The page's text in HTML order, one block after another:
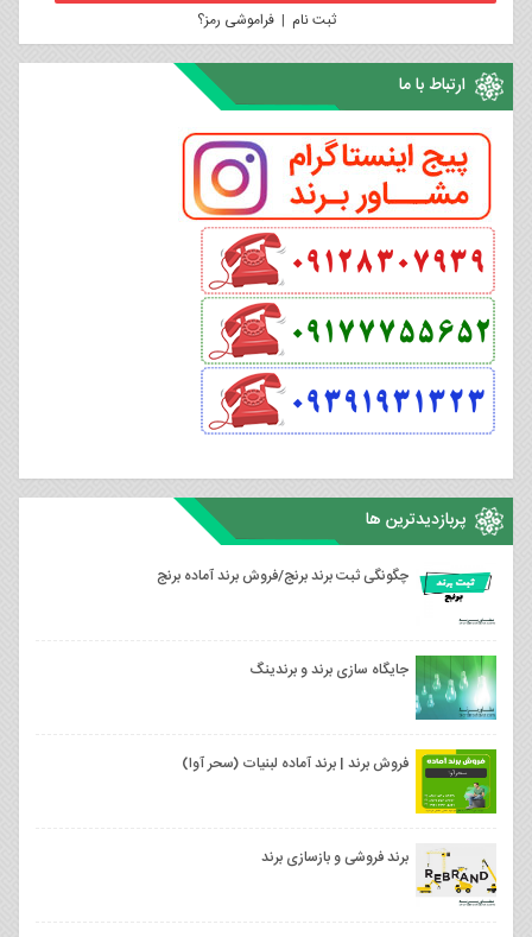
ثبت نام |فراموشی رمز؟
ارتباط با ما
پربازدیدترین ها
چگونگی ثبت برند برنج/فروش برند آماده برنج
جایگاه سازی برند و برندینگ
فروش برند | برند آماده لبنیات (سحر آوا)
برند فروشی و بازسازی برند